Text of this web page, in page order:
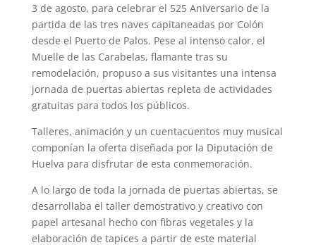
3 de agosto, para celebrar el 525 Aniversario de la
partida de las tres naves capitaneadas por Colón
desde el Puerto de Palos. Pese al intenso calor, el
Muelle de las Carabelas, flamante tras su
remodelación, propuso a sus visitantes una intensa
jornada de puertas abiertas repleta de actividades
gratuitas para todos los públicos.
Talleres, animación y un cuentacuentos muy musical
componían la oferta diseñada por la Diputación de
Huelva para disfrutar de esta conmemoración.
A lo largo de toda la jornada de puertas abiertas, se
desarrollaba el taller demostrativo y creativo con
papel artesanal hecho con fibras vegetales y la
elaboración de tapices a partir de este material